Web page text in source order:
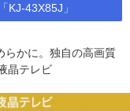
KJ-43X85J」
らかに。独自の高画質
晶テレビ